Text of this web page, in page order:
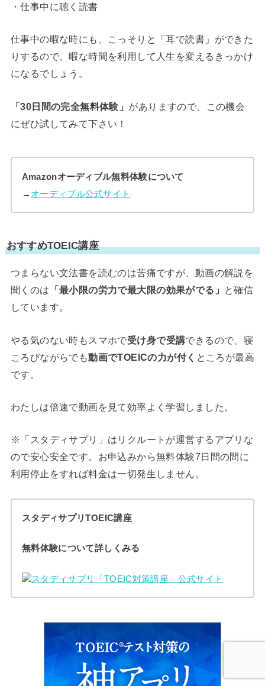
・仕事中に聴く読書
仕事中の暇な時にも、こっそりと「耳で読書」ができた
りするので、暇な時間を利用して人生を変えるきっかけ
になるでしょう。
「30日間の完全無料体験」 がありますので、この機会
にぜひ試してみて下さい！
Amazonオーディブル無料体験について
→ オーディブル公式サイト
おすすめTOEIC講座
つまらない文法書を読むのは苦痛ですが、動画の解説を
聞くのは 「最小限の労力で最大限の効果がでる」
と確信
しています。
やる気のない時もスマホで受け身で受講できるので、寝
ころびながらでも動画でTOEICの力が付く ところが最高
です。
わたしは倍速で動画を見て効率よく学習しました。
※「スタディサプリ」はリクルートが運営するアプリな
ので安心安全です。お申込みから無料体験7日間の間に
利用停止をすれば料金は一切発生しません。
スタディサプリTOEIC講座
無料体験について詳しくみる
スタディサプリ「TOEIC対策講座」公式サイト